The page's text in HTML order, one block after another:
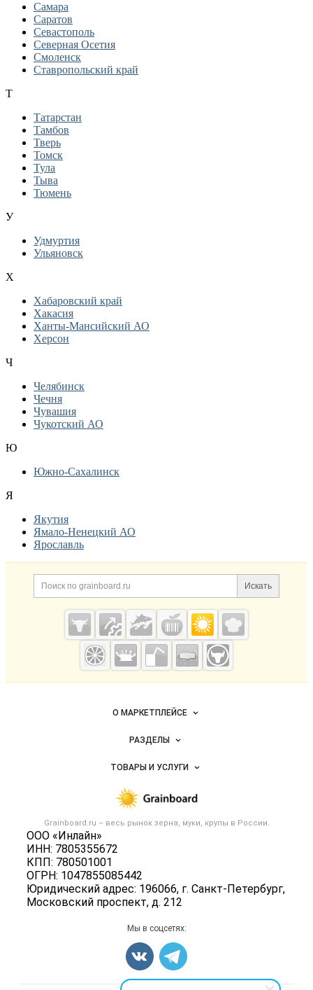
Самара
Саратов
Севастополь
Северная Осетия
Смоленск
Ставропольский край
Т
Татарстан
Тамбов
Тверь
Томск
Тула
Тыва
Тюмень
У
Удмуртия
Ульяновск
Х
Хабаровский край
Хакасия
Ханты-Мансийский АО
Херсон
Ч
Челябинск
Чечня
Чувашия
Чукотский АО
Ю
Южно-Сахалинск
Я
Якутия
Ямало-Ненецкий АО
Ярославль
Дополнительная информация
Поиск по сайту и
Искать
Cсылки на полезные проекты
Grainboard.ru
— зерно и
мука
Важные разделы и контакты
Grainboard.ru – весь рынок зерна, муки, крупы в России.
ООО «Инлайн»
ИНН: 7805355672
КПП: 780501001
ОГРН: 1047855085442
Юридический адрес: 196066, г. Санкт-Петербург,
Московский проспект, д. 212
Навигация по сайтуО МАРКЕТПЛЕЙСЕ
Новости Grainboard.ru
Размещение рекламы
Публичная оферта
Контактная информация
Политика обработки персональных данных
РАЗДЕЛЫ
Объявления
Новости рынка
ТОВАРЫ И УСЛУГИ
Мука
Оборудование
Прочее
Карта объявлений
Мы в соцсетях: